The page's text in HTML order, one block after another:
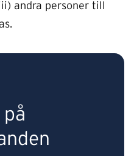
andra personer till